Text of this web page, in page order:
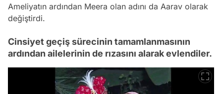
Ameliyatın ardından Meera olan adını da Aarav olarak
değiştirdi.
Cinsiyet geçiş sürecinin tamamlanmasının
ardından ailelerinin de rızasını alarak evlendiler.